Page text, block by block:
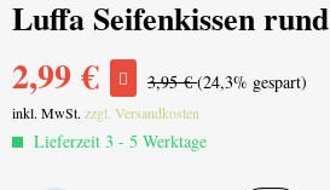
Luffa Seifenkissen rund
2,99 € 3,95 €(24,3% gespart)
inkl. MwSt. zzgl. Versandkosten
Lieferzeit 3 - 5 Werktage